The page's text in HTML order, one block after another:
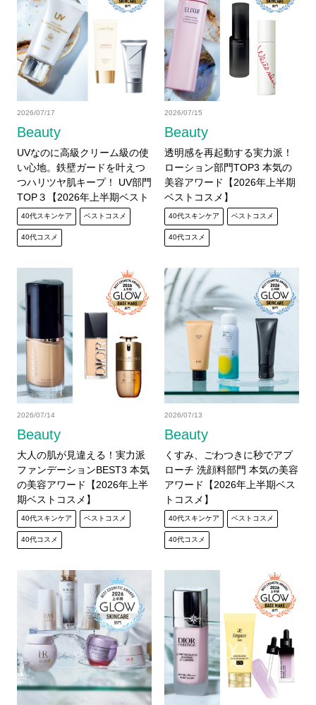
Beauty
2026/07/17
UVなのに高級クリーム級の使
い心地。鉄壁ガードを叶えつ
つハリツヤ肌キープ！ UV部門
TOP３【2026年上半期ベスト
コスメ】
40代スキンケア ベストコスメ
40代コスメ
Beauty
2026/07/15
透明感を再起動する実力派！
ローション部門TOP3 本気の
美容アワード【2026年上半期
ベストコスメ】
40代スキンケア ベストコスメ
40代コスメ
Beauty
2026/07/14
大人の肌が見違える！実力派
ファンデーションBEST3 本気
の美容アワード【2026年上半
期ベストコスメ】
40代スキンケア ベストコスメ
40代コスメ
Beauty
2026/07/13
くすみ、ごわつきに秒でアプ
ローチ 洗顔料部門 本気の美容
アワード【2026年上半期ベス
トコスメ】
40代スキンケア ベストコスメ
40代コスメ